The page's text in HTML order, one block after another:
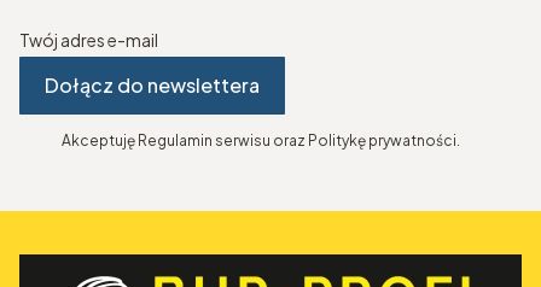
Twój adres e-mail
Dołącz do newslettera
Akceptuję Regulamin serwisu oraz Politykę prywatności.